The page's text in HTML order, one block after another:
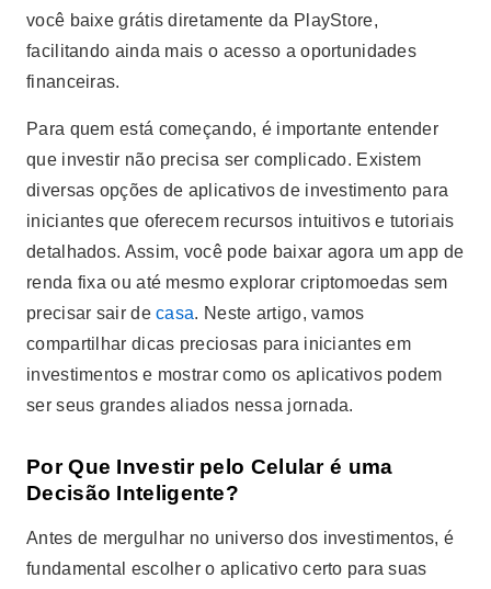
você baixe grátis diretamente da PlayStore,
facilitando ainda mais o acesso a oportunidades
financeiras.
Para quem está começando, é importante entender
que investir não precisa ser complicado. Existem
diversas opções de aplicativos de investimento para
iniciantes que oferecem recursos intuitivos e tutoriais
detalhados. Assim, você pode baixar agora um app de
renda fixa ou até mesmo explorar criptomoedas sem
precisar sair decasa. Neste artigo, vamos
compartilhar dicas preciosas para iniciantes em
investimentos e mostrar como os aplicativos podem
ser seus grandes aliados nessa jornada.
Por Que Investir pelo Celular é uma
Decisão Inteligente?
Antes de mergulhar no universo dos investimentos, é
fundamental escolher o aplicativo certo para suas